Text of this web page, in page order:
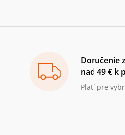
Doručenie
nad 49 € k
Platí pre